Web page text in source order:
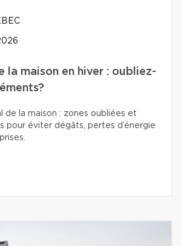
la maison en hiver : oubliez-
de la maison : zones oubliées et
pour éviter dégâts, pertes d’énergie